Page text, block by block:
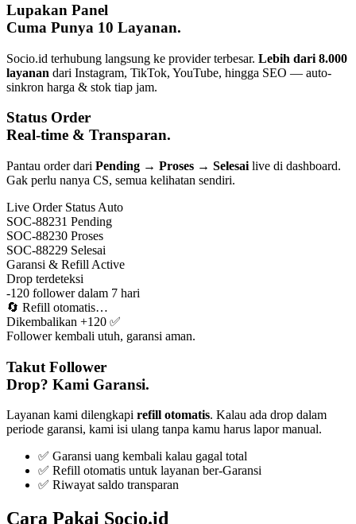
Lupakan Panel
Cuma Punya 10 Layanan.
Socio.id terhubung langsung ke provider terbesar. Lebih dari 8.000
layanan dari Instagram, TikTok, YouTube, hingga SEO — auto-
sinkron harga & stok tiap jam.
Status Order
Real-time & Transparan.
Pantau order dari Pending → Proses → Selesai live di dashboard.
Gak perlu nanya CS, semua kelihatan sendiri.
Live Order Status Auto
SOC-88231 Pending
SOC-88230 Proses
SOC-88229 Selesai
Garansi & Refill Active
Drop terdeteksi
-120 follower dalam 7 hari
🔄 Refill otomatis…
Dikembalikan +120 ✅
Follower kembali utuh, garansi aman.
Takut Follower
Drop? Kami Garansi.
Layanan kami dilengkapi refill otomatis. Kalau ada drop dalam
periode garansi, kami isi ulang tanpa kamu harus lapor manual.
✅ Garansi uang kembali kalau gagal total
✅ Refill otomatis untuk layanan ber-Garansi
✅ Riwayat saldo transparan
Cara Pakai Socio.id